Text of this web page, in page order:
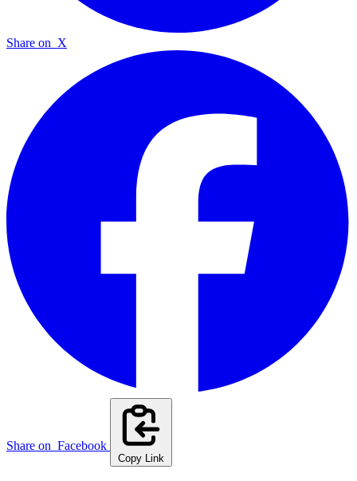
Share on X
Share on Facebook
Copy Link